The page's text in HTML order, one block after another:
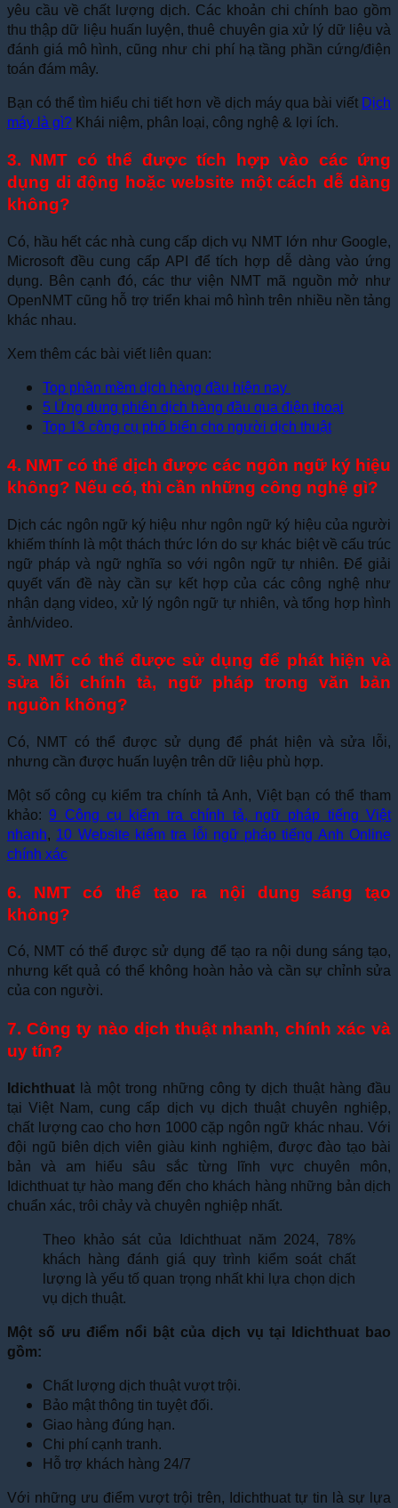
yêu cầu về chất lượng dịch. Các khoản chi chính bao gồm
thu thập dữ liệu huấn luyện, thuê chuyên gia xử lý dữ liệu và
đánh giá mô hình, cũng như chi phí hạ tầng phần cứng/điện
toán đám mây.
Bạn có thể tìm hiểu chi tiết hơn về dịch máy qua bài viết Dịch
máy là gì? Khái niệm, phân loại, công nghệ & lợi ích.
3. NMT có thể được tích hợp vào các ứng
dụng di động hoặc website một cách dễ dàng
không?
Có, hầu hết các nhà cung cấp dịch vụ NMT lớn như Google,
Microsoft đều cung cấp API để tích hợp dễ dàng vào ứng
dụng. Bên cạnh đó, các thư viện NMT mã nguồn mở như
OpenNMT cũng hỗ trợ triển khai mô hình trên nhiều nền tảng
khác nhau.
Xem thêm các bài viết liên quan:
Top phần mềm dịch hàng đầu hiện nay
5 Ứng dụng phiên dịch hàng đầu qua điện thoại
Top 13 công cụ phổ biến cho người dịch thuật
4. NMT có thể dịch được các ngôn ngữ ký hiệu
không? Nếu có, thì cần những công nghệ gì?
Dịch các ngôn ngữ ký hiệu như ngôn ngữ ký hiệu của người
khiếm thính là một thách thức lớn do sự khác biệt về cấu trúc
ngữ pháp và ngữ nghĩa so với ngôn ngữ tự nhiên. Để giải
quyết vấn đề này cần sự kết hợp của các công nghệ như
nhận dạng video, xử lý ngôn ngữ tự nhiên, và tổng hợp hình
ảnh/video.
5. NMT có thể được sử dụng để phát hiện và
sửa lỗi chính tả, ngữ pháp trong văn bản
nguồn không?
Có, NMT có thể được sử dụng để phát hiện và sửa lỗi,
nhưng cần được huấn luyện trên dữ liệu phù hợp.
Một số công cụ kiểm tra chính tả Anh, Việt bạn có thể tham
khảo:9 Công cụ kiểm tra chính tả, ngữ pháp tiếng Việt
nhanh, 10 Website kiểm tra lỗi ngữ pháp tiếng Anh Online
chính xác
6. NMT có thể tạo ra nội dung sáng tạo
không?
Có, NMT có thể được sử dụng để tạo ra nội dung sáng tạo,
nhưng kết quả có thể không hoàn hảo và cần sự chỉnh sửa
của con người.
7. Công ty nào dịch thuật nhanh, chính xác và
uy tín?
Idichthuat là một trong những công ty dịch thuật hàng đầu
tại Việt Nam, cung cấp dịch vụ dịch thuật chuyên nghiệp,
chất lượng cao cho hơn 1000 cặp ngôn ngữ khác nhau. Với
đội ngũ biên dịch viên giàu kinh nghiệm, được đào tạo bài
bản và am hiểu sâu sắc từng lĩnh vực chuyên môn,
Idichthuat tự hào mang đến cho khách hàng những bản dịch
chuẩn xác, trôi chảy và chuyên nghiệp nhất.
Theo khảo sát của Idichthuat năm 2024, 78%
khách hàng đánh giá quy trình kiểm soát chất
lượng là yếu tố quan trọng nhất khi lựa chọn dịch
vụ dịch thuật.
Một số ưu điểm nổi bật của dịch vụ tại Idichthuat bao
gồm:
Chất lượng dịch thuật vượt trội.
Bảo mật thông tin tuyệt đối.
Giao hàng đúng hạn.
Chi phí cạnh tranh.
Hỗ trợ khách hàng 24/7
Với những ưu điểm vượt trội trên, Idichthuat tự tin là sự lựa